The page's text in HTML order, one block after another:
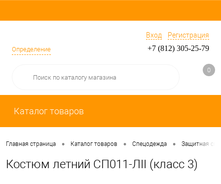
Определение
Вход Регистрация
+7 (812) 305-25-79
0
Каталог товаров
Главная страница • Каталог товаров • Спецодежда • Защитная
Костюм летний СП011-ЛII (класс 3)